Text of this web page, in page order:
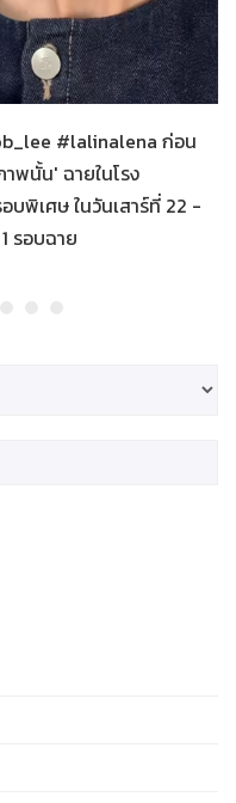
เธอในภาพนั้น
#lalinalena ก่อน
พนั้น' ฉายในโรง
บพิเศษ ในวันเสาร์ที่ 22 -
รอบฉาย